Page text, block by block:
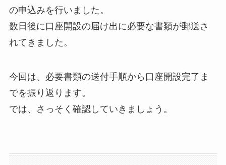
の申込みを行いました。
数日後に口座開設の届け出に必要な書類が郵送さ
れてきました。
今回は、必要書類の送付手順から口座開設完了ま
でを振り返ります。
では、さっそく確認していきましょう。